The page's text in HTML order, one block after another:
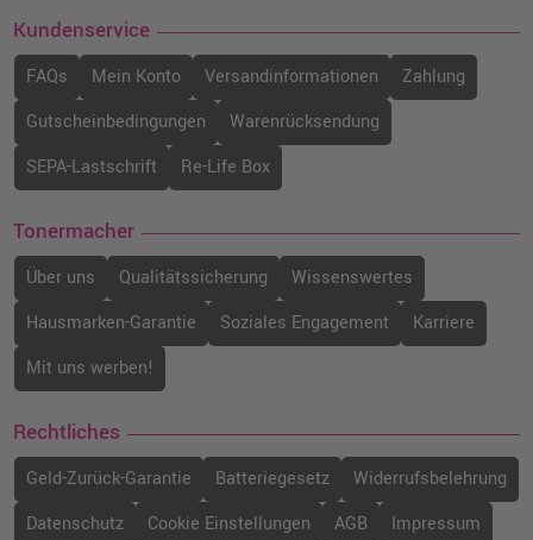
Kundenservice
FAQs Mein Konto Versandinformationen
Zahlung
Gutscheinbedingungen
Warenrücksendung
SEPA-Lastschrift
Re-Life Box
Tonermacher
Über uns Qualitätssicherung
Wissenswertes
Hausmarken-Garantie
Soziales Engagement
Karriere
Mit uns werben!
Rechtliches
Geld-Zurück-Garantie Batteriegesetz
Widerrufsbelehrung
Datenschutz
Cookie Einstellungen AGB Impressum